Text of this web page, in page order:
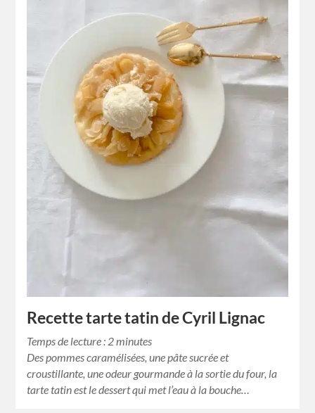
Recette tarte tatin de Cyril Lignac
Temps de lecture : 2minutes
Des pommes caramélisées, une pâte sucrée et
croustillante, une odeur gourmande à la sortie du four, la
tarte tatin est le dessert qui met l’eau à la bouche…